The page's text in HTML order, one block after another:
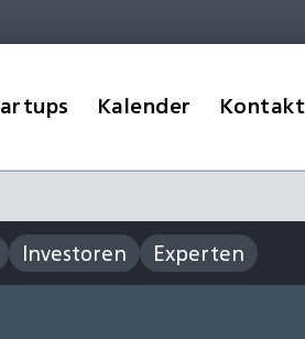
Kalender Kontakt
Investoren Experten